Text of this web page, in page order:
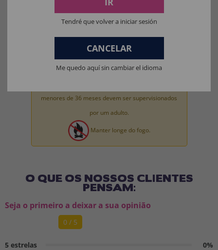
Materiais de brinquedo para fantasia completa: 100% PVC.
menores de 36 meses devem ser supervisionados
por um adulto.
Manter longe do fogo.
O QUE OS NOSSOS CLIENTES
PENSAM:
Seja o primeiro a deixar a sua opinião
0 / 5
5 estrelas
0%
Tendré que volver a iniciar sesión
CANCELAR
Me quedo aquí sin cambiar el idioma